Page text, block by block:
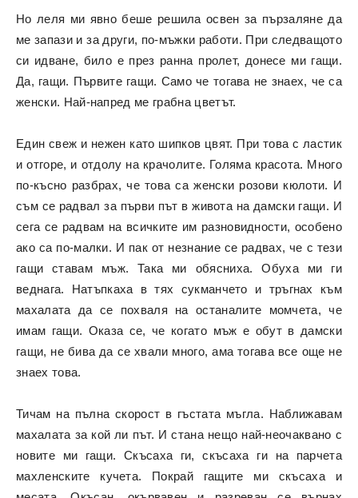
Но леля ми явно беше решила освен за пързаляне да
ме запази и за други, по-мъжки работи. При следващото
си идване, било е през ранна пролет, донесе ми гащи.
Да, гащи. Първите гащи. Само че тогава не знаех, че са
женски. Най-напред ме грабна цветът.
Един свеж и нежен като шипков цвят. При това с ластик
и отгоре, и отдолу на крачолите. Голяма красота. Много
по-късно разбрах, че това са женски розови кюлоти. И
съм се радвал за първи път в живота на дамски гащи. И
сега се радвам на всичките им разновидности, особено
ако са по-малки. И пак от незнание се радвах, че с тези
гащи ставам мъж. Така ми обясниха. Обуха ми ги
веднага. Натъпкаха в тях сукманчето и тръгнах към
махалата да се похваля на останалите момчета, че
имам гащи. Оказа се, че когато мъж е обут в дамски
гащи, не бива да се хвали много, ама тогава все още не
знаех това.
Тичам на пълна скорост в гъстата мъгла. Наближавам
махалата за кой ли път. И стана нещо най-неочаквано с
новите ми гащи. Скъсаха ги, скъсаха ги на парчета
махленските кучета. Покрай гащите ми скъсаха и